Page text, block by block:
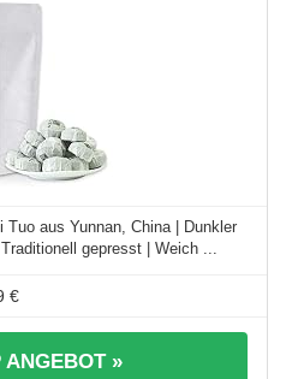
aus Yunnan, China | Dunkler
gepresst | Weich ...
€
ANGEBOT »